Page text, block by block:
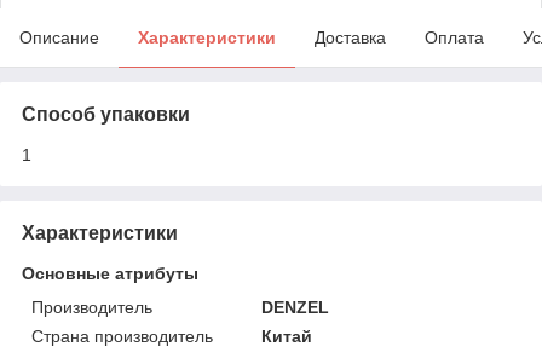
Описание Характеристики Доставка Оплата
Способ упаковки
1
Характеристики
Основные атрибуты
Производитель
DENZEL
Страна производитель
Китай